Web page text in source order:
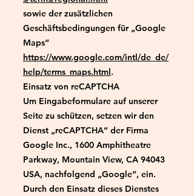
sowie der zusätzlichen
Geschäftsbedingungen für „Google
Maps“
https://www.google.com/intl/de_de/
help/terms_maps.html.
Einsatz von reCAPTCHA
Um Eingabeformulare auf unserer
Seite zu schützen, setzen wir den
Dienst „reCAPTCHA“ der Firma
Google Inc., 1600 Amphitheatre
Parkway, Mountain View, CA 94043
USA, nachfolgend „Google“, ein.
Durch den Einsatz dieses Dienstes